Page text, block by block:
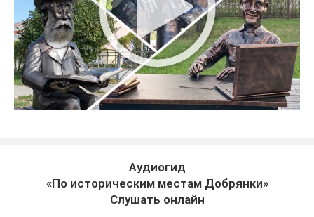
Аудиогид
«По историческим местам Добрянки»
Слушать онлайн